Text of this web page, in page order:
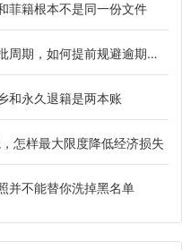
菲籍根本不是同一份文件
期，如何提前规避逾期滞留
和永久退籍是两本账
怎样最大限度降低经济损失
并不能替你洗掉黑名单